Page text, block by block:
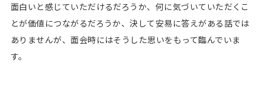
面白いと感じていただけるだろうか、何に気づいていただくこ
とが価値につながるだろうか、決して安易に答えがある話では
ありませんが、面会時にはそうした思いをもって臨んでいま
す。